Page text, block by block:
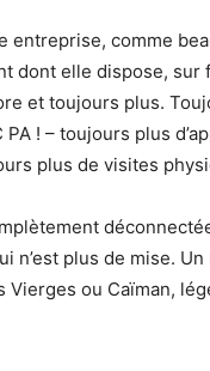
entreprise, comme
dont elle dispose,
et toujours plus.
PA ! – toujours plus
plus de visites
n’est plus de mise.
Vierges ou Caïman,